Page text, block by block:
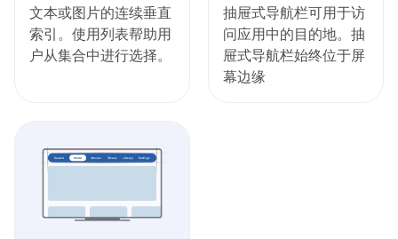
文本或图片的连续垂直
索引。使用列表帮助用
户从集合中进行选择。
抽屉式导航栏可用于访
问应用中的目的地。抽
屉式导航栏始终位于屏
幕边缘